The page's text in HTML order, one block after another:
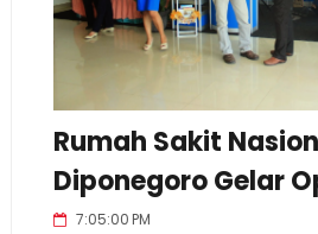
Rumah Sakit
Diponegoro Gelar
7:05:00 PM